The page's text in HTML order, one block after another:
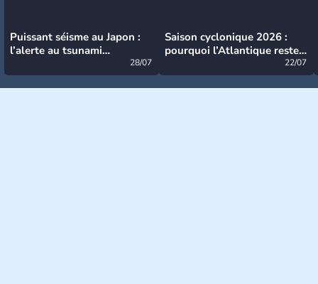
Puissant séisme au Japon :
l’alerte au tsunami
28/07
Saison cyclonique 2026 :
pourquoi l’Atlantique reste
22/07